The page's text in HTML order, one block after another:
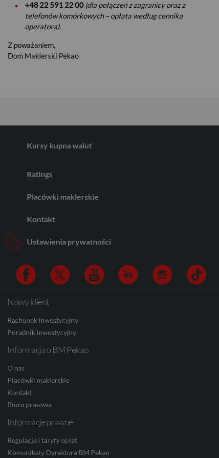
+48 22 591 22 00 (dla połączeń z zagranicy oraz z
telefonów komórkowych – opłata według cennika
operatora).
Z poważaniem,
Dom Maklerski Pekao
Kursy kupna walut
CAD
Ratings
Placówki maklerskie
Kontakt
Ustawienia prywatności
Facebook
Nowy klient
Rachunek inwestycyjny
Poradnik inwestycyjny
Informacja o BM Pekao
O nas
Placówki maklerskie
Kontakt
Biuro prasowe
Informacje prawne
Regulacje i taryfy opłat
Komunikaty Dyrektora BM Pekao